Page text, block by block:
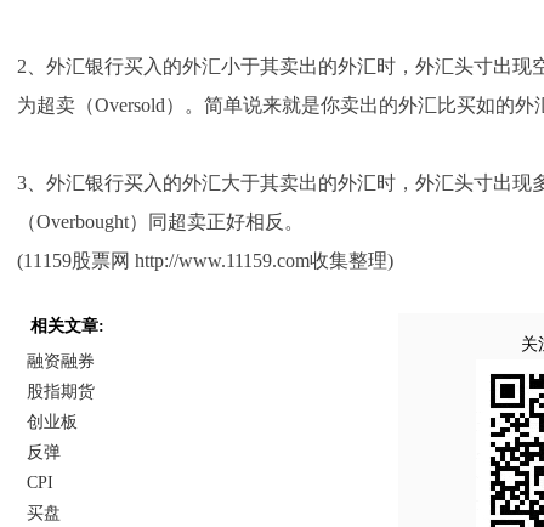
2、外汇银行买入的外汇小于其卖出的外汇时，外汇头寸出现
为超卖（Oversold）。简单说来就是你卖出的外汇比买如的外
3、外汇银行买入的外汇大于其卖出的外汇时，外汇头寸出现
（Overbought）同超卖正好相反。
(11159股票网 http://www.11159.com收集整理)
相关文章:
融资融券
股指期货
创业板
反弹
CPI
买盘
关